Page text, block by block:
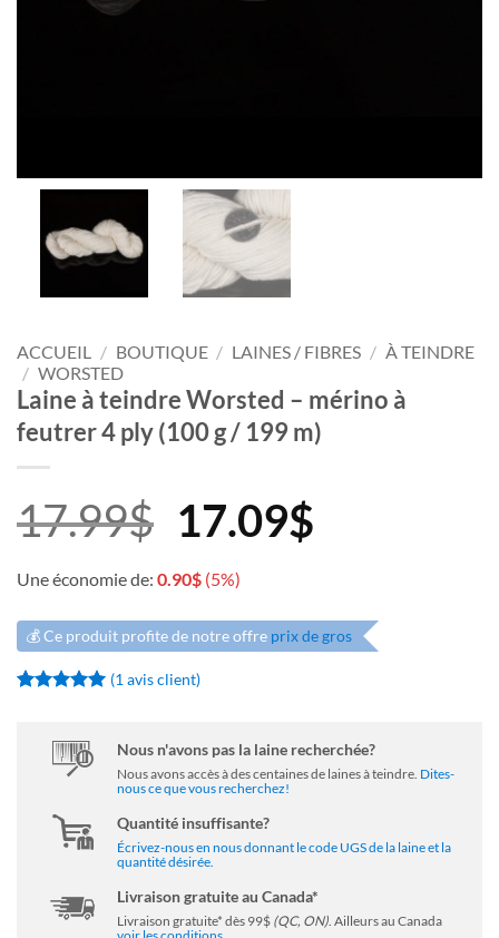
ACCUEIL / BOUTIQUE / LAINES / FIBRES / À TEINDRE
/ WORSTED
Laine à teindre Worsted – mérino à
feutrer 4 ply (100 g / 199 m)
17.99$ Le
prix
initial
17.99$.
17.09$
actuel
17.09$.
Une économie de: 0.90$ (5%)
💰 Ce produit profite de notre offre prix de gros
notation
client
(1 avis client)
Nous n'avons pas la laine recherchée?
Nous avons accès à des centaines de laines à teindre. Dites-
nous ce que vous recherchez!
Quantité insuffisante?
Écrivez-nous en nous donnant le code UGS de la laine et la
quantité désirée.
Livraison gratuite au Canada*
Livraison gratuite* dès 99$ (QC, ON). Ailleurs au Canada